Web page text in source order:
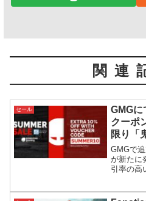
関連
セール
GMGに
クーポ
限り「
GMGで
が新たに
引率の高
り高い